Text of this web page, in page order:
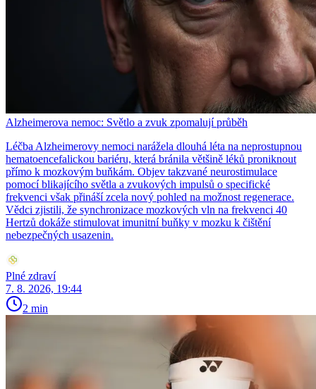
Alzheimerova nemoc: Světlo a zvuk zpomalují průběh
Léčba Alzheimerovy nemoci narážela dlouhá léta na neprostupnou
hematoencefalickou bariéru, která bránila většině léků proniknout
přímo k mozkovým buňkám. Objev takzvané neurostimulace
pomocí blikajícího světla a zvukových impulsů o specifické
frekvenci však přináší zcela nový pohled na možnost regenerace.
Vědci zjistili, že synchronizace mozkových vln na frekvenci 40
Hertzů dokáže stimulovat imunitní buňky v mozku k čištění
nebezpečných usazenin.
Plné zdraví
7. 8. 2026, 19:44
2 min